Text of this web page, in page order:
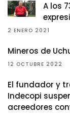
A los
2 ENERO 2021
Mineros de
12 OCTUBRE 2022
El fundador y
Indecopi
acreedores